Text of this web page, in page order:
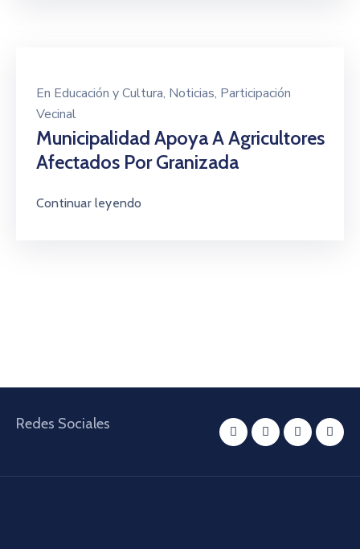
En Educación y Cultura‚ Noticias‚ Participación
Vecinal
Municipalidad Apoya A Agricultores
Afectados Por Granizada
Continuar leyendo
Redes Sociales